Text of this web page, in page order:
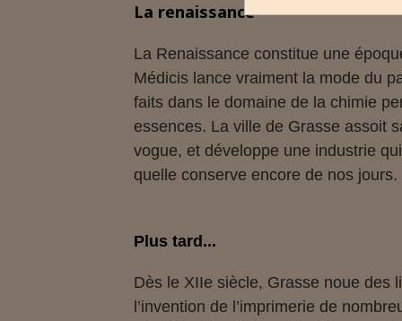
La renaissance
La Renaissance constitue une
Médicis lance vraiment la mode du
faits dans le domaine de la chimie
essences. La ville de Grasse assoit
vogue, et développe une industrie
quelle conserve encore de nos jours.
Plus tard...
Dès le XIIe siècle, Grasse noue des
l’invention de l’imprimerie de